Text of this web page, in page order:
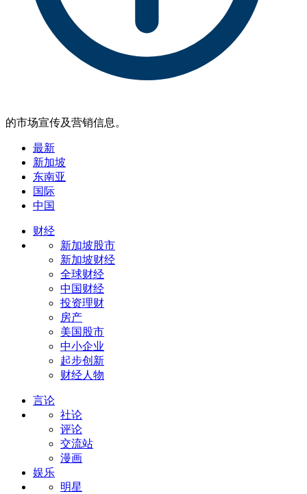
的市场宣传及营销信息。
最新
新加坡
东南亚
国际
中国
财经
新加坡股市
新加坡财经
全球财经
中国财经
投资理财
房产
美国股市
中小企业
起步创新
财经人物
言论
社论
评论
交流站
漫画
娱乐
明星